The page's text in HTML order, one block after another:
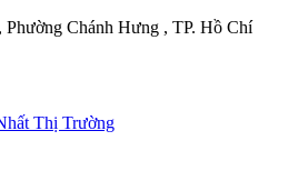
Chánh Hưng , TP. Hồ Chí
Thị Trường